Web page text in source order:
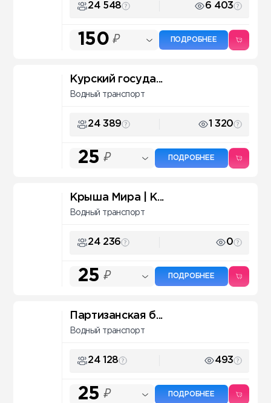
24 548 6 403
150 ₽ ПОДРОБНЕЕ
Курский госуда...
Водный транспорт
24 389 1 320
25 ₽ ПОДРОБНЕЕ
Крыша Мира | K...
Водный транспорт
24 236 0
25 ₽ ПОДРОБНЕЕ
Партизанская б...
Водный транспорт
24 128 493
25 ₽ ПОДРОБНЕЕ